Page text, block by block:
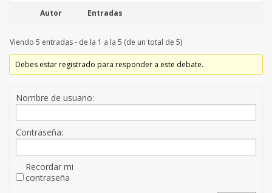
Autor Entradas
Viendo 5 entradas - de la 1 a la 5 (de un total de 5)
Debes estar registrado para responder a este debate.
Nombre de usuario:
Contraseña:
Recordar mi
contraseña